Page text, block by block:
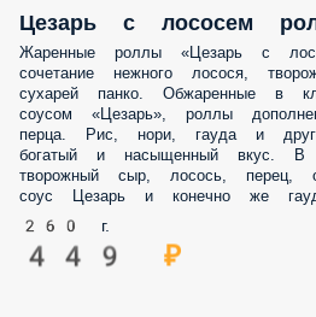
Цезарь с лососем
Жаренные роллы «Цезарь с
сочетание нежного лосося,
сухарей панко. Обжаренные в
соусом «Цезарь», роллы
перца. Рис, нори, гауда и
богатый и насыщенный вкус. В
творожный сыр, лосось, перец,
соус Цезарь и конечно же
260 г.
449 ₽